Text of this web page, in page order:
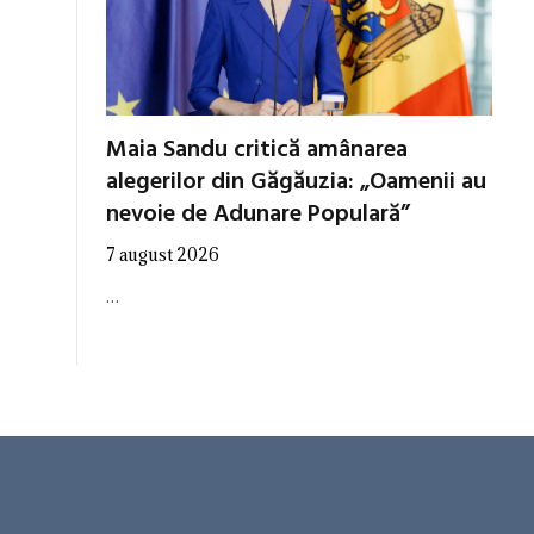
Maia Sandu critică amânarea
alegerilor din Găgăuzia: „Oamenii au
nevoie de Adunare Populară”
7 august 2026
…